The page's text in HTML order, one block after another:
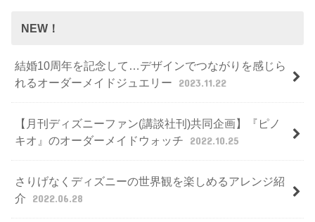
NEW！
結婚10周年を記念して…デザインでつながりを感じら
れるオーダーメイドジュエリー
2023.11.22
【月刊ディズニーファン(講談社刊)共同企画】『ピノ
キオ』のオーダーメイドウォッチ
2022.10.25
さりげなくディズニーの世界観を楽しめるアレンジ紹
介
2022.06.28